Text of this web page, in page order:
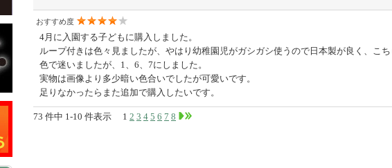
おすすめ度
4月に入園する子どもに購入しました。
ループ付きは色々見ましたが、やはり幼稚園児がガシガシ使うので日本製が良く、こ
色で迷いましたが、1、6、7にしました。
実物は画像より多少暗い色合いでしたが可愛いです。
足りなかったらまた追加で購入したいです。
73 件中 1-10 件表示 1 2 3 4 5 6 7 8